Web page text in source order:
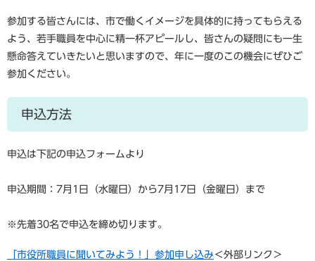
参加する皆さんには、市で働くイメージを具体的に持ってもらえる
よう、若手職員を中心に精一杯アピールし、皆さんの疑問にも一生
懸命答えていきたいと思いますので、年に一度のこの機会にぜひご
参加ください。
申込方法
申込は下記の申込フォームより
申込期間：7月1日（水曜日）から7月17日（金曜日）まで
※先着30名で申込を締め切ります。
「市役所職員に聞いてみよう！」参加申し込み＜外部リンク＞